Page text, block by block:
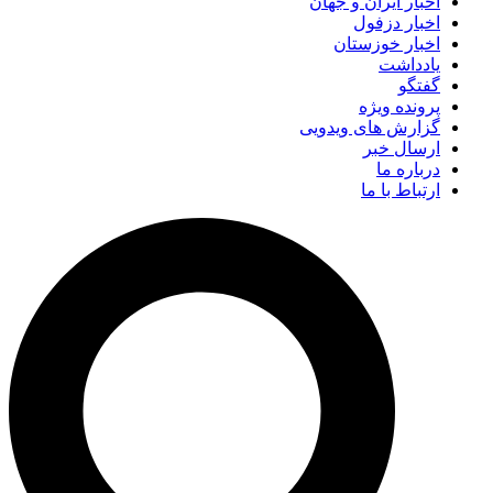
اخبار دزفول
اخبار خوزستان
یادداشت
گفتگو
پرونده ویژه
گزارش های ویدویی
ارسال خبر
درباره ما
ارتباط با ما